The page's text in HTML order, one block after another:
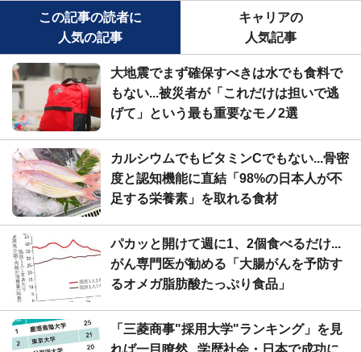
この記事の読者に
人気の記事
キャリアの
人気記事
大地震でまず確保すべきは水でも食料で
もない...被災者が「これだけは担いで逃
げて」という最も重要なモノ2選
カルシウムでもビタミンCでもない...骨密
度と認知機能に直結「98%の日本人が不
足する栄養素」を取れる食材
パカッと開けて週に1、2個食べるだけ...
がん専門医が勧める「大腸がんを予防す
るオメガ脂肪酸たっぷり食品」
「三菱商事"採用大学"ランキング」を見
れば一目瞭然...学歴社会・日本で成功に